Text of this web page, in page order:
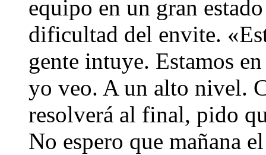
equipo en un gran
dificultad del envite.
gente intuye. Estamos
yo veo. A un alto nivel.
resolverá al final, pido
No espero que mañana